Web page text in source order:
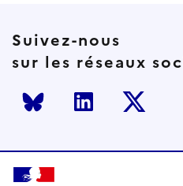
Suivez-nous
sur les réseaux
Bluesky LinkedInTwitter